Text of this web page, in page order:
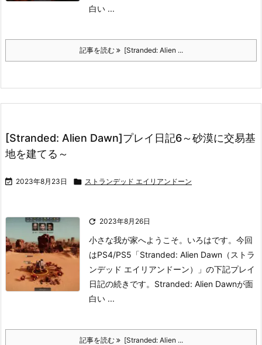
白い ...
記事を読む [Stranded: Alien ...
[Stranded: Alien Dawn]プレイ日記6～砂漠に交易基
地を建てる～
 2023年8月23日  ストランデッド エイリアンドーン
 2023年8月26日
小さな我が家へようこそ。いろはです。 今回
はPS4/PS5「Stranded: Alien Dawn（ストラ
ンデッド エイリアンドーン）」の下記プレイ
日記の続きです。 Stranded: Alien Dawnが面
白い ...
記事を読む [Stranded: Alien ...